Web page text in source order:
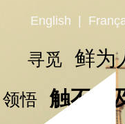
English
寻觅 鲜为
领悟 触不可